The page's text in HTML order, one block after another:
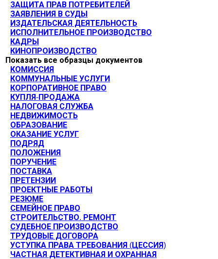
ЗАЩИТА ПРАВ ПОТРЕБИТЕЛЕЙ
ЗАЯВЛЕНИЯ В СУДЫ
ИЗДАТЕЛЬСКАЯ ДЕЯТЕЛЬНОСТЬ
ИСПОЛНИТЕЛЬНОЕ ПРОИЗВОДСТВО
КАДРЫ
КИНОПРОИЗВОДСТВО
Показать все образцы документов
КОМИССИЯ
КОММУНАЛЬНЫЕ УСЛУГИ
КОРПОРАТИВНОЕ ПРАВО
КУПЛЯ-ПРОДАЖА
НАЛОГОВАЯ СЛУЖБА
НЕДВИЖИМОСТЬ
ОБРАЗОВАНИЕ
ОКАЗАНИЕ УСЛУГ
ПОДРЯД
ПОЛОЖЕНИЯ
ПОРУЧЕНИЕ
ПОСТАВКА
ПРЕТЕНЗИИ
ПРОЕКТНЫЕ РАБОТЫ
РЕЗЮМЕ
СЕМЕЙНОЕ ПРАВО
СТРОИТЕЛЬСТВО. РЕМОНТ
СУДЕБНОЕ ПРОИЗВОДСТВО
ТРУДОВЫЕ ДОГОВОРА
УСТУПКА ПРАВА ТРЕБОВАНИЯ (ЦЕССИЯ)
ЧАСТНАЯ ДЕТЕКТИВНАЯ И ОХРАННАЯ